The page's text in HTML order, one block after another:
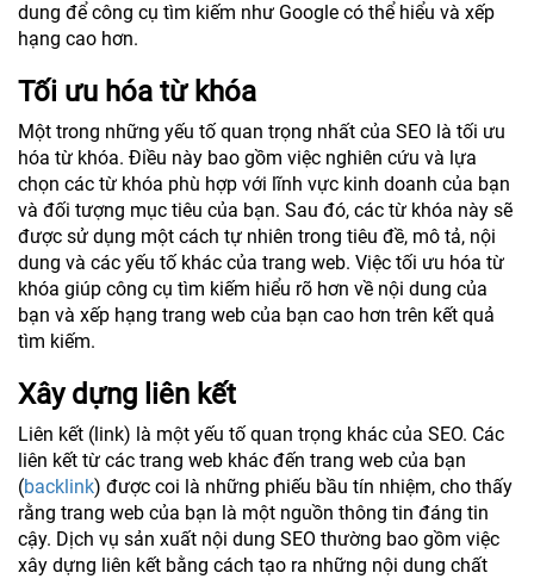
dung để công cụ tìm kiếm như Google có thể hiểu và xếp
hạng cao hơn.
Tối ưu hóa từ khóa
Một trong những yếu tố quan trọng nhất của SEO là tối ưu
hóa từ khóa. Điều này bao gồm việc nghiên cứu và lựa
chọn các từ khóa phù hợp với lĩnh vực kinh doanh của bạn
và đối tượng mục tiêu của bạn. Sau đó, các từ khóa này sẽ
được sử dụng một cách tự nhiên trong tiêu đề, mô tả, nội
dung và các yếu tố khác của trang web. Việc tối ưu hóa từ
khóa giúp công cụ tìm kiếm hiểu rõ hơn về nội dung của
bạn và xếp hạng trang web của bạn cao hơn trên kết quả
tìm kiếm.
Xây dựng liên kết
Liên kết (link) là một yếu tố quan trọng khác của SEO. Các
liên kết từ các trang web khác đến trang web của bạn
(backlink) được coi là những phiếu bầu tín nhiệm, cho thấy
rằng trang web của bạn là một nguồn thông tin đáng tin
cậy. Dịch vụ sản xuất nội dung SEO thường bao gồm việc
xây dựng liên kết bằng cách tạo ra những nội dung chất